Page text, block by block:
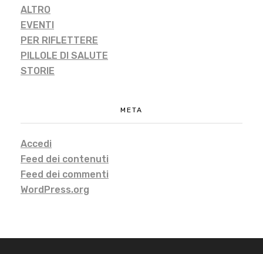
ALTRO
EVENTI
PER RIFLETTERE
PILLOLE DI SALUTE
STORIE
META
Accedi
Feed dei contenuti
Feed dei commenti
WordPress.org